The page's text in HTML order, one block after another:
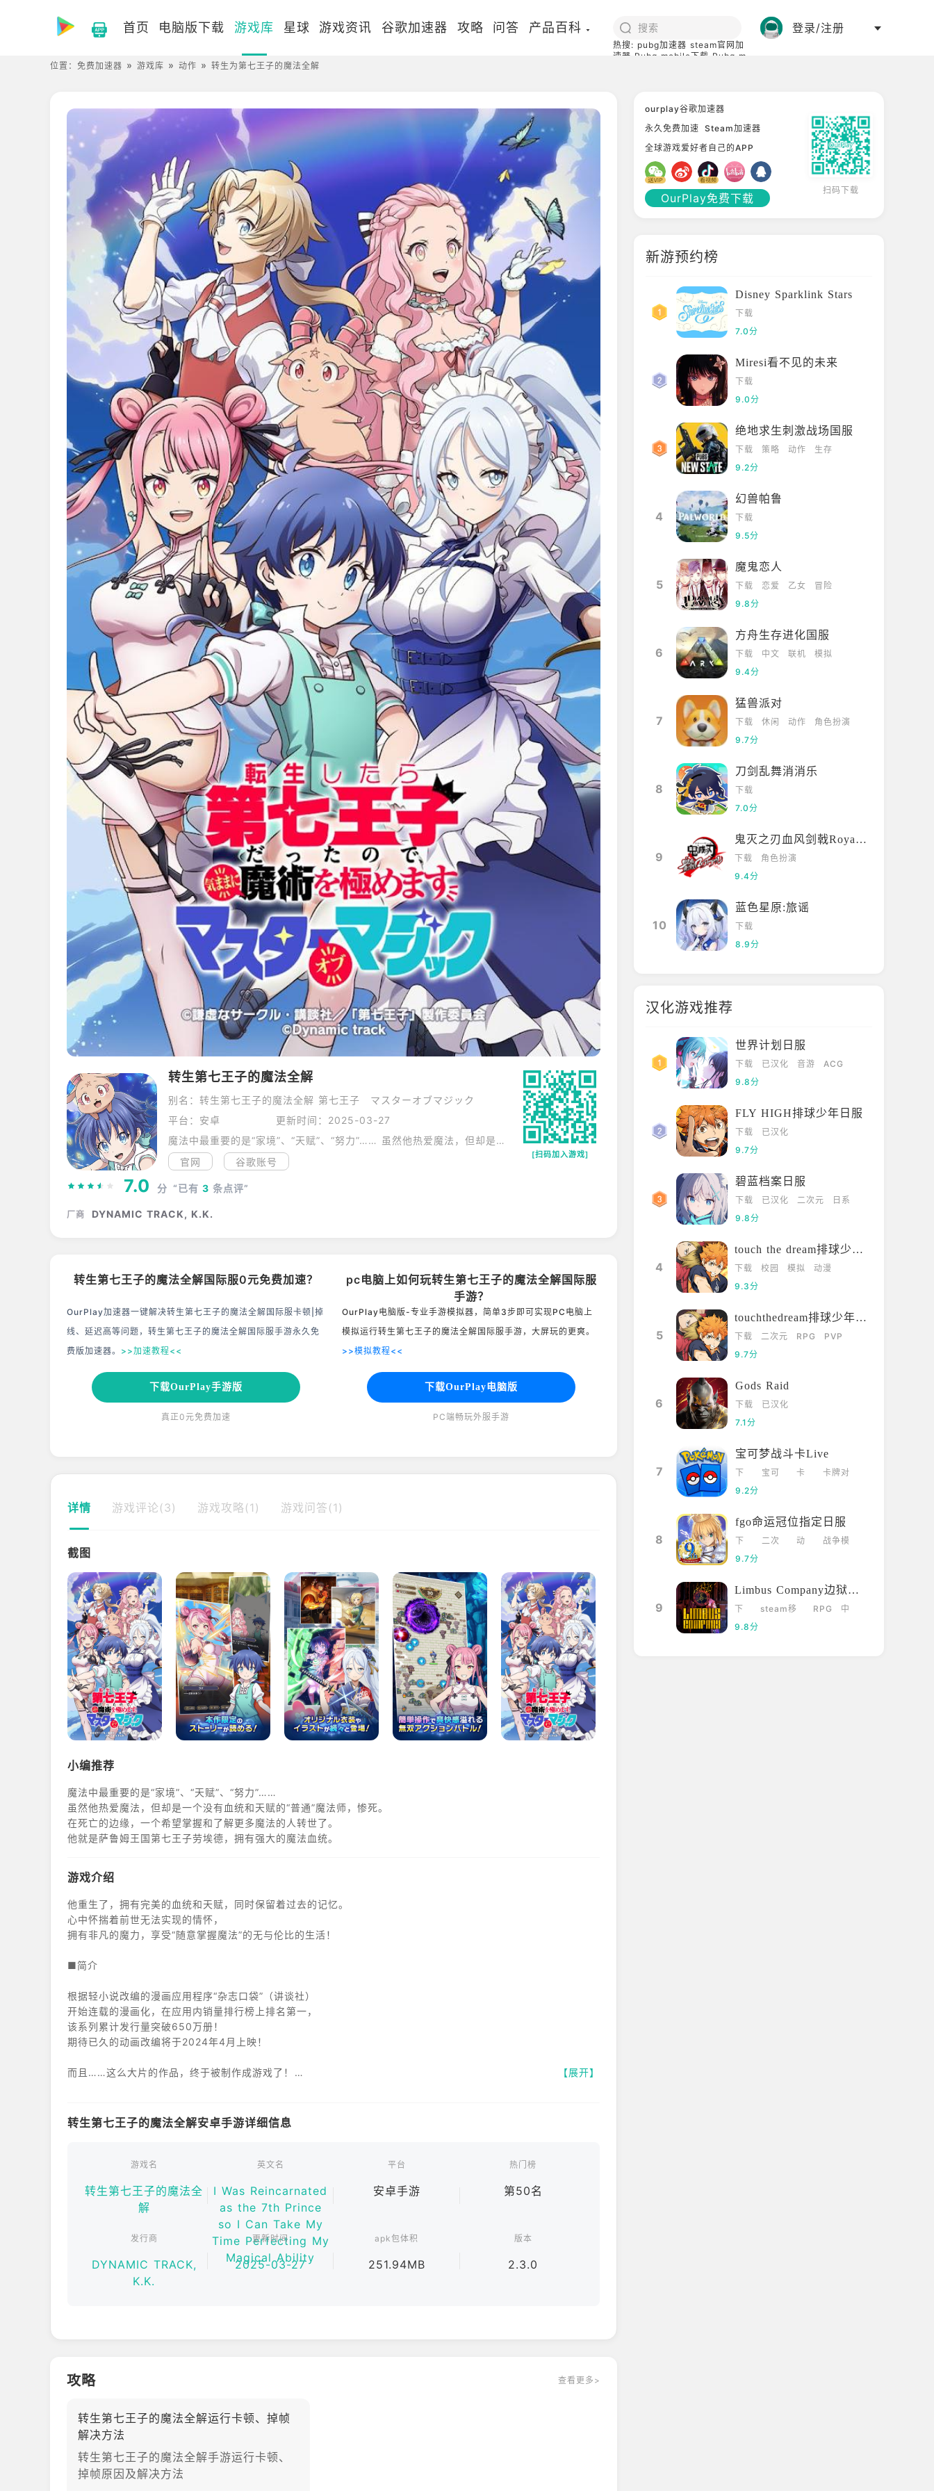
首页 电脑版下载 游戏库 星球 游戏资讯 谷歌加速器 攻略 问答 产品百科
热搜: pubg加速器 steam官网加
速器 Pubg mobile下载 Pubg m
登录/注册
位置： 免费加速器 游戏库 动作 转生为第七王子的魔法全解
转生第七王子的魔法全解
别名：转生第七王子的魔法全解 第七王子 マスターオブマジック
平台：安卓
更新时间：2025-03-27
魔法中最重要的是“家境”、“天赋”、“努力”…… 虽然他热爱魔法，但却是一个没有血统和天赋的“普通”魔法师，惨死。 在死亡的边缘，一个希望掌握和了解更多魔法的人转世了。 他就是萨鲁姆王国第七王子劳埃德，拥有强大的魔法血统。
官网
谷歌账号
[扫码加入游戏]
7.0 分 “已有 3 条点评”
厂商 DYNAMIC TRACK, K.K.
转生第七王子的魔法全解国际服0元免费加速？
OurPlay加速器一键解决转生第七王子的魔法全解国际服卡顿|掉
线、延迟高等问题，转生第七王子的魔法全解国际服手游永久免
费版加速器。 >>加速教程<<
下载OurPlay手游版
真正0元免费加速
pc电脑上如何玩转生第七王子的魔法全解国际服
手游？
OurPlay电脑版-专业手游模拟器，简单3步即可实现PC电脑上
模拟运行转生第七王子的魔法全解国际服手游，大屏玩的更爽。
>>模拟教程<<
下载OurPlay电脑版
PC端畅玩外服手游
详情 游戏评论(3) 游戏攻略(1) 游戏问答(1)
截图
小编推荐
魔法中最重要的是“家境”、“天赋”、“努力”……
虽然他热爱魔法，但却是一个没有血统和天赋的“普通”魔法师，惨死。
在死亡的边缘，一个希望掌握和了解更多魔法的人转世了。
他就是萨鲁姆王国第七王子劳埃德，拥有强大的魔法血统。
游戏介绍
他重生了，拥有完美的血统和天赋，同时保留着过去的记忆。
心中怀揣着前世无法实现的情怀，
拥有非凡的魔力，享受“随意掌握魔法”的无与伦比的生活！
■简介
根据轻小说改编的漫画应用程序“杂志口袋”（讲谈社）
开始连载的漫画化，在应用内销量排行榜上排名第一，
该系列累计发行量突破650万册！
期待已久的动画改编将于2024年4月上映！
而且……这么大片的作品，终于被制作成游戏了！
使用各种技能，击败无数接二连三袭来的敌人。
・有游戏专用的又酷又可爱的原创服装插画！
・有游戏专用的原创故事！
推荐Android10.0以上版本
【展开】
转生第七王子的魔法全解安卓手游详细信息
游戏名
转生第七王子的魔法全
解
英文名
I Was Reincarnated
as the 7th Prince
so I Can Take My
Time Perfecting My
Magical Ability
平台
安卓手游
热门榜
第50名
发行商
DYNAMIC TRACK,
K.K.
更新时间
2025-03-27
apk包体积
251.94MB
版本
2.3.0
攻略 查看更多>
转生第七王子的魔法全解运行卡顿、掉帧
解决方法
转生第七王子的魔法全解手游运行卡顿、
掉帧原因及解决方法
ourplay谷歌加速器
永久免费加速 Steam加速器
全球游戏爱好者自己的APP
OurPlay免费下载
扫码下载
新游预约榜
Disney Sparklink Stars
下载
7.0分
Miresi看不见的未来
下载
9.0分
绝地求生刺激战场国服
下载 策略 动作
生存
9.2分
4
幻兽帕鲁
下载
9.5分
5
魔鬼恋人
下载 恋爱 乙女
冒险
9.8分
6
方舟生存进化国服
下载 中文 联机
模拟
9.4分
7
猛兽派对
下载 休闲 动作
角色扮演
9.7分
8
刀剑乱舞消消乐
下载
7.0分
9
鬼灭之刃血风剑戟Royale国际服
下载
角色扮演
9.4分
10
蓝色星原:旅谣
下载
8.9分
汉化游戏推荐
世界计划日服
下载 已汉化 音游
ACG
9.8分
FLY HIGH排球少年日服
下载
已汉化
9.7分
碧蓝档案日服
下载 已汉化 二次元
日系
9.8分
4
touch the dream排球少年韩服
下载 校园 模拟
动漫
9.3分
5
touchthedream排球少年日服
下载 二次元 RPG
PVP
9.7分
6
Gods Raid
下载
已汉化
7.1分
7
宝可梦战斗卡Live
下
载
宝可
卡
卡牌对
9.2分
8
fgo命运冠位指定日服
下
载
二次
动
战争模
9.7分
9
Limbus Company边狱巴士
下
载
steam移
RPG
中
9.8分